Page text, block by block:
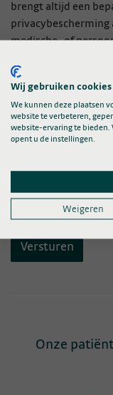
brengt altijd een
privacybescherming
medische- of
Woonplaats
Onze
Wij gebruiken cookies
We kunnen deze plaatsen
website te verbeteren,
website-ervaring te bieden.
opent u de instellingen.
Weigeren